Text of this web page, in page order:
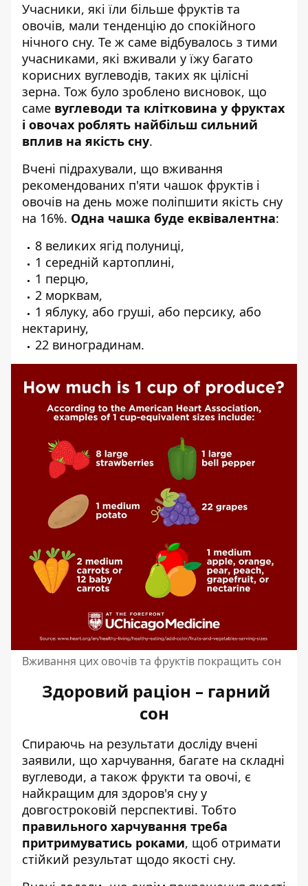
Учасники, які їли більше фруктів та
овочів, мали тенденцію до спокійного
нічного сну. Те ж саме відбувалось з тими
учасниками, які вживали у їжу багато
корисних вуглеводів, таких як цілісні
зерна. Тож було зроблено висновок, що
саме вуглеводи та клітковина у фруктах
і овочах роблять найбільш сильний
вплив на якість сну.
Вчені підрахували, що вживання
рекомендованих п'яти чашок фруктів і
овочів на день може поліпшити якість сну
на 16%. Одна чашка буде еквівалентна:
8 великих ягід полуниці,
1 середній картоплині,
1 перцю,
2 морквам,
1 яблуку, або груші, або персику, або
нектарину,
22 виноградинам.
Вживання цих овочів та фруктів покращить сон
Здоровий раціон – гарний
сон
Спираючь на результати досліду вчені
заявили, що харчування, багате на складні
вуглеводи, а також фрукти та овочі, є
найкращим для здоров'я сну у
довгостроковій перспективі. Тобто
правильного харчування треба
притримуватись роками, щоб отримати
стійкий результат щодо якості сну.